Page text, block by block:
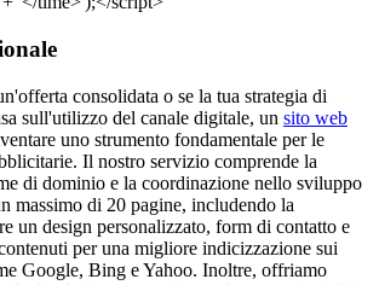
consolidata o se la tua strategia di
sull'utilizzo del canale digitale, un sito web
uno strumento fondamentale per le
Il nostro servizio comprende la
di dominio e la coordinazione nello sviluppo
massimo di 20 pagine, includendo la
un design personalizzato, form di contatto e
per una migliore indicizzazione sui
Google, Bing e Yahoo. Inoltre, offriamo